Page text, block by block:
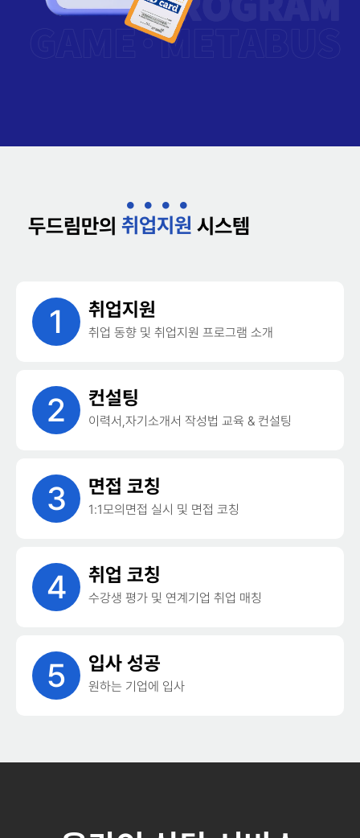
두드림만의 취 업지 원 시스템
1 취업지원
취업 동향 및 취업지원 프로그램 소개
2 컨설팅
이력서,자기소개서 작성법 교육 & 컨설팅
3 면접 코칭
1:1모의면접 실시 및 면접 코칭
4 취업 코칭
수강생 평가 및 연계기업 취업 매칭
5 입사 성공
원하는 기업에 입사